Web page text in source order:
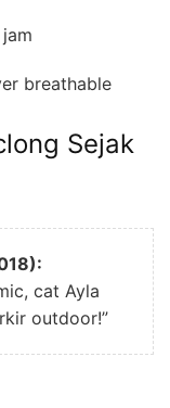
breathable
Sejak
cat Ayla
outdoor!”